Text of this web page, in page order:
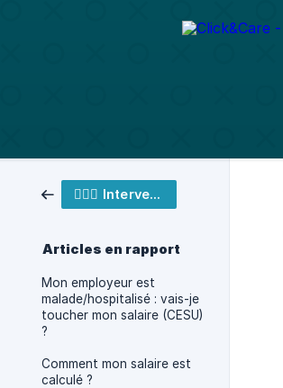
👩🏼‍⚕️ Intervenant
Articles en rapport
Mon employeur est
malade/hospitalisé : vais-je
toucher mon salaire (CESU)
?
Comment mon salaire est
calculé ?